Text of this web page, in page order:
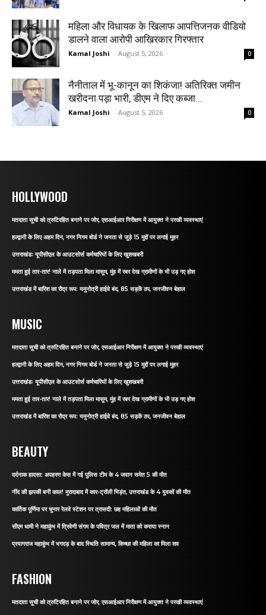
महिला और विधायक के खिलाफ आपत्तिजनक वीडियो
डालने वाला आरोपी आखिरकार गिरफ्तार
Kamal Joshi - August 5, 2026 0
नैनीताल में भू-कानून का शिकंजा! अतिरिक्त जमीन
खरीदना पड़ा भारी, डीएम ने दिए कब्जा...
Kamal Joshi - August 5, 2026 0
HOLLYWOOD
मतदाता सूची को त्रुटिरहित बनाने पर जोर, एसआईआर निरीक्षण में आयुक्त ने परखी व्यवस्थाएं
हल्द्वानी के लिए अहम दिन, नगर निगम बोर्ड ने जनता से जुड़े 15 मुद्दों पर लगाई मुहर
उत्तराखंडः यूपीसीएल के आउटसोर्स कर्मचारियों के लिए खुशखबरी
ममता हुई तार-तार! नाले में तड़पता मिला मासूम, मुंह में रबर देख ग्रामीणों के भी उड़ गए होश
उत्तराखंड में बारिश का रौद्र रूप: यमुनोत्री हाईवे बंद, 85 सड़कें ठप, जनजीवन बेहाल
MUSIC
मतदाता सूची को त्रुटिरहित बनाने पर जोर, एसआईआर निरीक्षण में आयुक्त ने परखी व्यवस्थाएं
हल्द्वानी के लिए अहम दिन, नगर निगम बोर्ड ने जनता से जुड़े 15 मुद्दों पर लगाई मुहर
उत्तराखंडः यूपीसीएल के आउटसोर्स कर्मचारियों के लिए खुशखबरी
ममता हुई तार-तार! नाले में तड़पता मिला मासूम, मुंह में रबर देख ग्रामीणों के भी उड़ गए होश
उत्तराखंड में बारिश का रौद्र रूप: यमुनोत्री हाईवे बंद, 85 सड़कें ठप, जनजीवन बेहाल
BEAUTY
दर्दनाक हादसा: अपहरण केस में गई पुलिस टीम के 4 जवान समेत 5 की मौत
नींद की झपकी बनी काल! मुरादाबाद में कार-ट्रॉली भिड़ंत, उत्तराखंड के 4 युवकों की मौत
कार्तिक पूर्णिमा पर चुनार रेलवे स्टेशन पर त्रासदी: छह महिलाओं की मौत
सीएम धामी ने महाकुंभ में त्रिवेणी संगम के पवित्र जल में माता को कराया स्नान
प्रयागराज महाकुंभ में भगदड़ के बाद स्थिति सामान्य, किच्छा की महिला का मिला शव
FASHION
मतदाता सूची को त्रुटिरहित बनाने पर जोर, एसआईआर निरीक्षण में आयुक्त ने परखी व्यवस्थाएं